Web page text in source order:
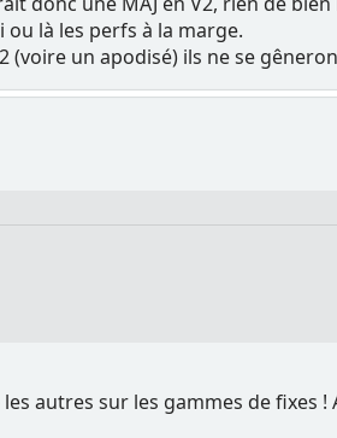
là les perfs à la marge.
(voire un apodisé) ils ne se
autres sur les gammes de fixes